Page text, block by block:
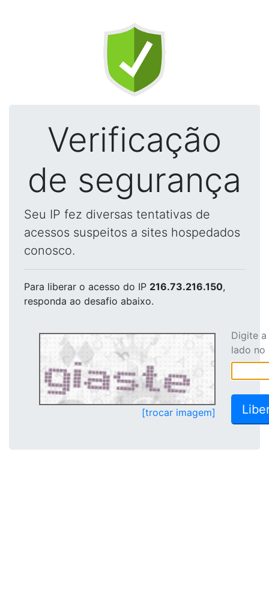
Verificação
de segurança
Seu IP fez diversas tentativas de
acessos suspeitos a sites hospedados
conosco.
Para liberar o acesso do IP 216.73.216.150,
responda ao desafio abaixo.
[trocar imagem]
Digite
lado no